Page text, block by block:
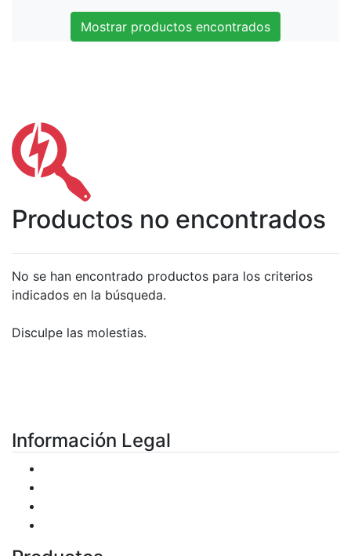
Mostrar productos encontrados
Productos no encontrados
No se han encontrado productos para los criterios
indicados en la búsqueda.
Disculpe las molestias.
Información Legal